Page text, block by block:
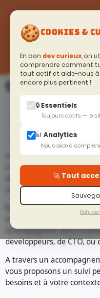
🍪COOKIES &
En bon dev curieux, on
comprendre comment
tout actif et aide-nous
encore plus pertinent !
🔒 Essentiels
Toujours actifs — le
📊 Analytics
Nous aide à
🚀 Tout
COACHING ET
Coaching individuel
Coaching CTO / Tech
Coaching d'équipe
Mentorat
Le mentorat est un
vous permet de
développer vos
votre métier.
Basé sur l'expertise des
accompagnons dans la
développeurs, de CTO, ou
A travers un
vous proposons un suivi
besoins et à votre